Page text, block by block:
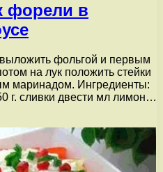
форели в
фольгой и первым
на лук положить стейки
маринадом. Ингредиенты:
г. сливки двести мл лимон…